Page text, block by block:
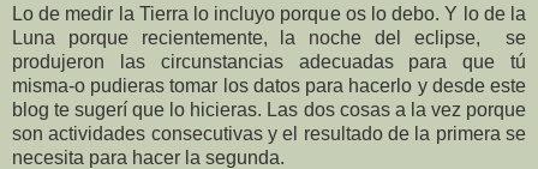
Lo de medir la Tierra lo incluyo porque os lo debo. Y lo de la
Luna porque recientemente, la noche del eclipse,
se
produjeron las circunstancias adecuadas para que tú
misma-o pudieras tomar los datos para hacerlo y desde este
blog te sugerí que lo hicieras. Las dos cosas a la vez porque
son actividades consecutivas y el resultado de la primera se
necesita para hacer la segunda.